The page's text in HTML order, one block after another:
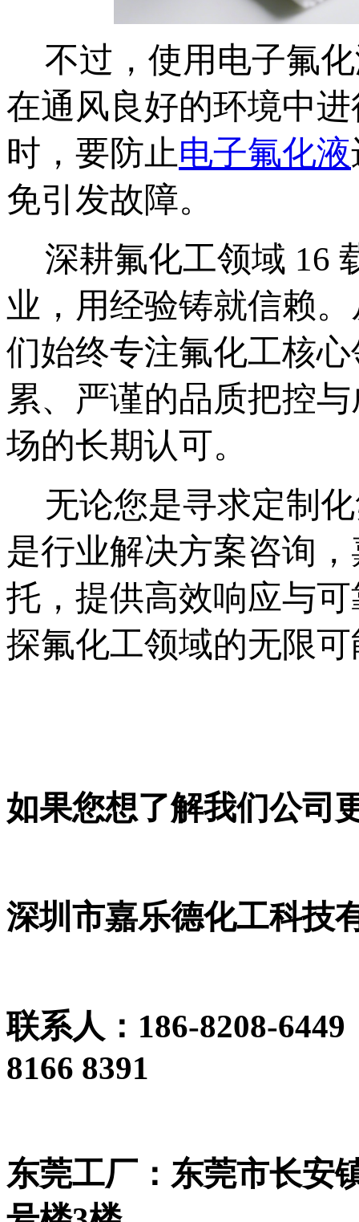
不过，使用电子氟
在通风良好的环境中
时，要防止电子氟化液
免引发故障。
深耕氟化工领域 16
业，用经验铸就信赖
们始终专注氟化工核
累、严谨的品质把控
场的长期认可。
无论您是寻求定制
是行业解决方案咨询
托，提供高效响应与
探氟化工领域的无限
如果您想了解我们公司
深圳市嘉乐德化工科技
联系人：186-8208-
8166 8391
东莞工厂：东莞市长安